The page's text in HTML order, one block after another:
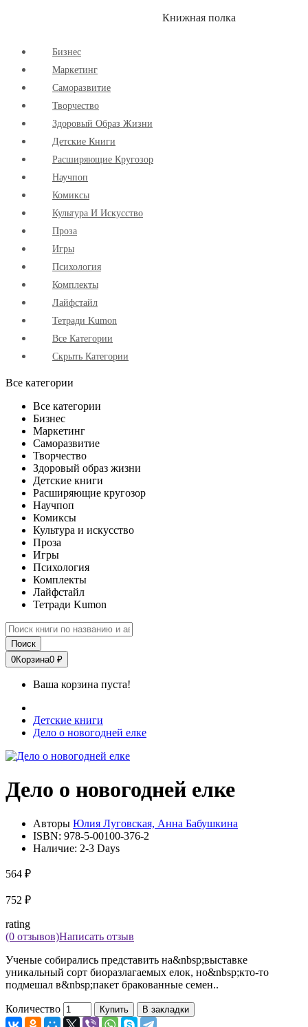
Книжная полка
Бизнес
Маркетинг
Cаморазвитие
Творчество
Здоровый Образ Жизни
Детские Книги
Расширяющие Кругозор
Научпоп
Комиксы
Культура И Искусство
Проза
Игры
Психология
Комплекты
Лайфстайл
Тетради Kumon
Все Категории
Скрыть Категории
Все категории
Все категории
Бизнес
Маркетинг
Саморазвитие
Творчество
Здоровый образ жизни
Детские книги
Расширяющие кругозор
Научпоп
Комиксы
Культура и искусство
Проза
Игры
Психология
Комплекты
Лайфстайл
Тетради Kumon
Поиск
0Корзина0 ₽
Ваша корзина пуста!
Детские книги
Дело о новогодней елке
Дело о новогодней елке
Авторы Юлия Луговская, Анна Бабушкина
ISBN: 978-5-00100-376-2
Наличие: 2-3 Days
564 ₽
752 ₽
rating
(0 отзывов)Написать отзыв
Ученые собирались представить на&nbsp;выставке
уникальный сорт биоразлагаемых елок, но&nbsp;кто-то
подмешал в&nbsp;пакет бракованные семен..
Количество Купить В закладки